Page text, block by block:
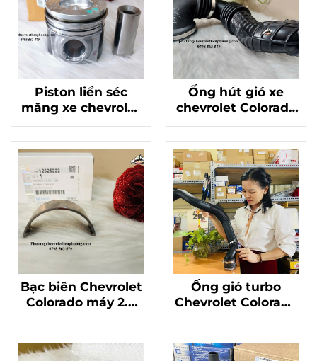
Piston liền séc
măng xe chevrolet
colorado máy 2.8
chính hãng mã
24585028
Ống hút gió xe
chevrolet Colorado
hàng chuẩn xịn Mã
52086620
Bạc biên Chevrolet
Colorado máy 2.8
hàng chuẩn xịn Mã
12625222
Ống gió turbo
Chevrolet Colorado
GM 84652020